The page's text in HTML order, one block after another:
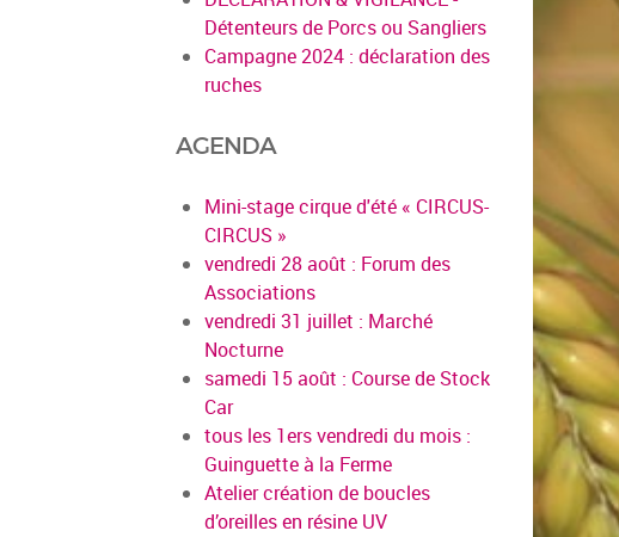
Détenteurs de Porcs ou Sangliers
Campagne 2024 : déclaration des
ruches
AGENDA
Mini-stage cirque d'été « CIRCUS-
CIRCUS »
vendredi 28 août : Forum des
Associations
vendredi 31 juillet : Marché
Nocturne
samedi 15 août : Course de Stock
Car
tous les 1ers vendredi du mois :
Guinguette à la Ferme
Atelier création de boucles
d’oreilles en résine UV